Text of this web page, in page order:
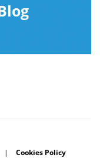
| Cookies Policy